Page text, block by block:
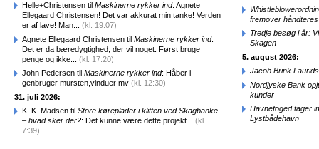
Helle+Christensen til Maskinerne rykker ind: Agnete
Ellegaard Christensen! Det var akkurat min tanke! Verden
er af lave! Man... (kl. 19:07)
Agnete Ellegaard Christensen til Maskinerne rykker ind:
Det er da bæredygtighed, der vil noget. Først bruge
penge og ikke... (kl. 17:20)
John Pedersen til Maskinerne rykker ind: Håber i
genbruger mursten,vinduer mv (kl. 12:30)
31. juli 2026:
K. K. Madsen til Store køreplader i klitten ved Skagbanke
– hvad sker der?: Det kunne være dette projekt... (kl.
7:39)
fremover
Tredje besøg i år:
Skagen
5. august 2026:
Jacob Brink
Nordjyske Bank
kunder
Havnefoged tager
Lystbådehavn